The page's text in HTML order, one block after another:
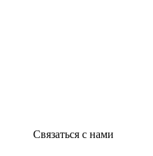
Связаться с нами